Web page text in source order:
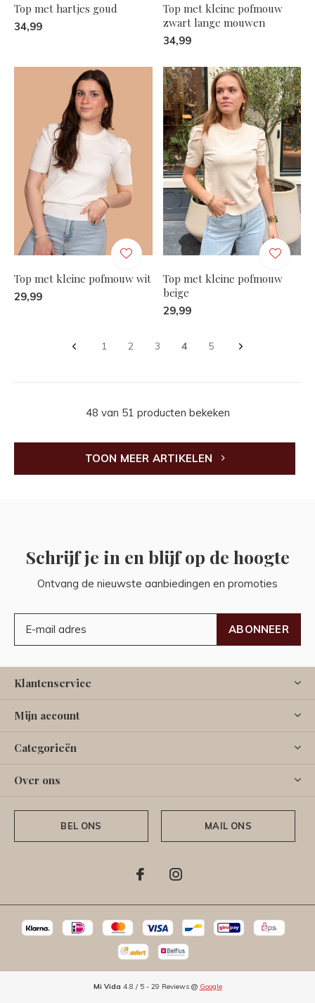
Top met hartjes goud
34,99
Top met kleine pofmouw
zwart lange mouwen
34,99
Top met kleine pofmouw wit
29,99
Top met kleine pofmouw
beige
29,99
1 2 3 4 5
48 van 51 producten bekeken
TOON MEER ARTIKELEN
Schrijf je in en blijf op de hoogte
Ontvang de nieuwste aanbiedingen en promoties
ABONNEER
Klantenservice
Mijn account
Categorieën
Over ons
BEL ONS MAIL ONS
Mi Vida 4.8 / 5- 29 Reviews @ Google